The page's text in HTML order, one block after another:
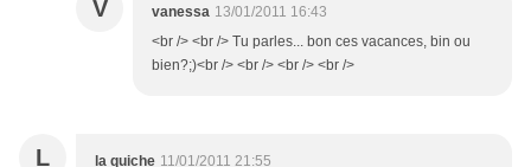
V vanessa 13/01/2011 16:43
<br /> <br /> Tu parles... bon ces vacances, bin ou
bien?;)<br /> <br /> <br /> <br />
L la quiche 11/01/2011 21:55